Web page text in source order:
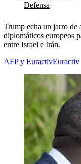
Defensa
Trump echa un jarro de
diplomáticos europeos
entre Israel e Irán.
AFP y EuractivEuractiv